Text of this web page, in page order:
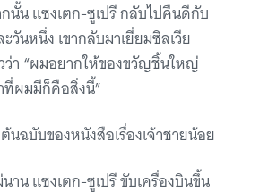
นั้น แซงเตก-ซูเปรี กลับไปคืนดีกับ
วันหนึ่ง เขากลับมาเยี่ยมซิลเวีย
า “ผมอยากให้ของขวัญชิ้นใหญ่
ผมมีก็คือสิ่งนี้”
นฉบับของหนังสือเรื่องเจ้าชายน้อย
าน แซงเตก-ซูเปรี ขับเครื่องบินขึ้น